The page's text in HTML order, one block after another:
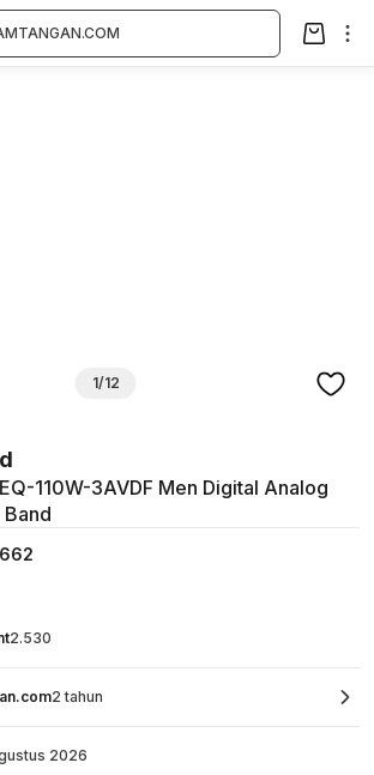
1/12
110W-3AVDF Men Digital Analog
Band
662
2.530
2 tahun
2026